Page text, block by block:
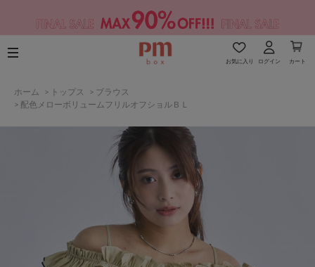
お気に入り ログイン カート
ホーム > トップス > ブラウス
> 配色メローボリュームフリルオフショルＢＬ